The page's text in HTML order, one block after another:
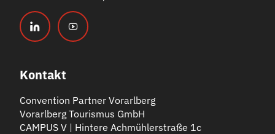
Kontakt
Convention Partner Vorarlberg
Vorarlberg Tourismus GmbH
CAMPUS V | Hintere Achmühlerstraße 1c